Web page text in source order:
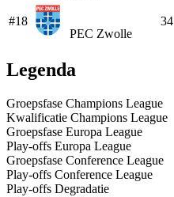
#18
PEC Zwolle
34
Legenda
Groepsfase Champions League
Kwalificatie Champions League
Groepsfase Europa League
Play-offs Europa League
Groepsfase Conference League
Play-offs Conference League
Play-offs Degradatie